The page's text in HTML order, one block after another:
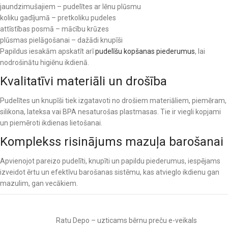
jaundzimušajiem – pudelītes ar lēnu plūsmu
koliku gadījumā – pretkoliku pudeles
attīstības posmā – mācību krūzes
plūsmas pielāgošanai – dažādi knupīši
Papildus iesakām apskatīt arīpudelīšu kopšanas piederumus, lai
nodrošinātu higiēnu ikdienā.
Kvalitatīvi materiāli un drošība
Pudelītes un knupīši tiek izgatavoti no drošiem materiāliem, piemēram,
silikona, lateksa vai BPA nesaturošas plastmasas. Tie ir viegli kopjami
un piemēroti ikdienas lietošanai.
Komplekss risinājums mazuļa barošanai
Apvienojot pareizo pudelīti, knupīti un papildu piederumus, iespējams
izveidot ērtu un efektīvu barošanas sistēmu, kas atvieglo ikdienu gan
mazulim, gan vecākiem.
Ratu Depo – uzticams bērnu preču e-veikals